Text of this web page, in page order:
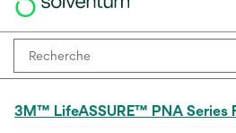
3M™ LifeASSURE™ PNA Series